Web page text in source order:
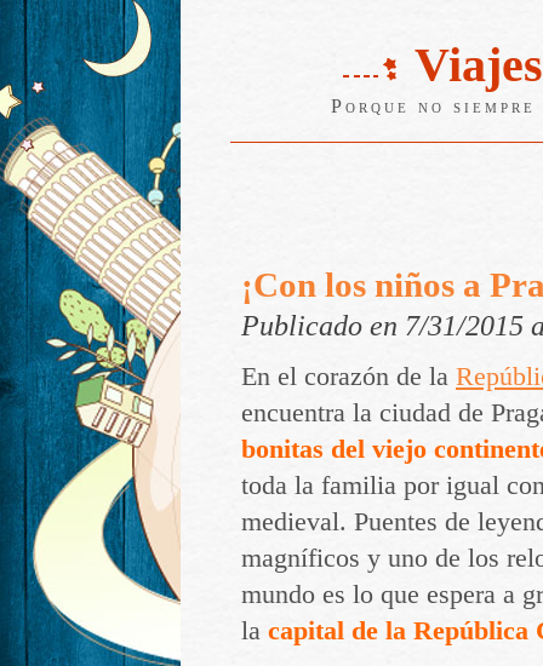
Porque no
¡Con los niños a
Publicado en 7/31/2015
En el corazón de la
encuentra la ciudad de
bonitas del viejo
toda la familia por igual
medieval. Puentes de
magníficos y uno de los
mundo es lo que espera a
la capital de la República